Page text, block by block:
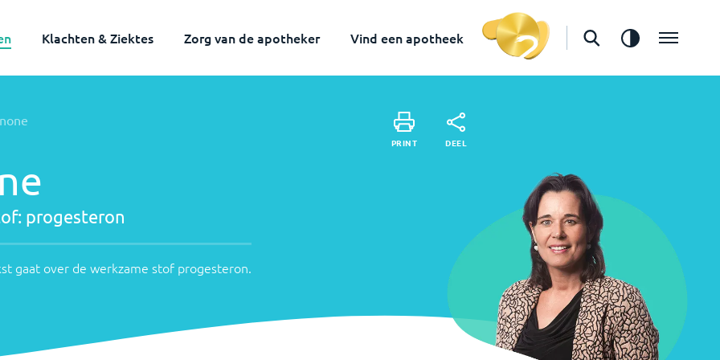
Klachten & Ziektes Zorg van de apotheker Vind een apotheek
Brummen
Vind een apotheek
progesteron
gaat over de werkzame stof progesteron.
PRINT DEEL